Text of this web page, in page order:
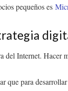
pequeños es
del Internet.
que para